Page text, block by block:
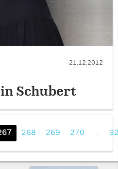
21.12.2012
Schubert
268 269 270